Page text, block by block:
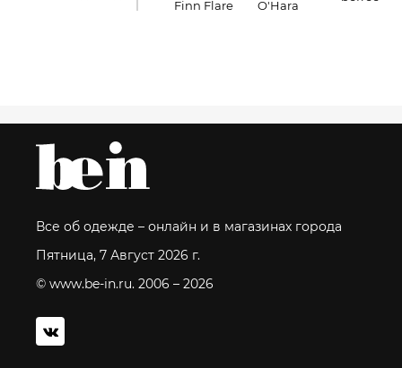
Finn Flare
O'Hara
Все об одежде – онлайн и в магазинах города
Пятница, 7 Август 2026 г.
© www.be-in.ru. 2006 – 2026